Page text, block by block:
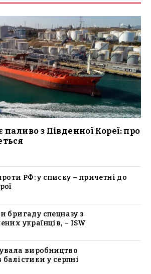
паливо з Південної Кореї: про
РФ: у списку – причетні до
бригаду спецназу з
українців, – ISW
виробництво
у серпні